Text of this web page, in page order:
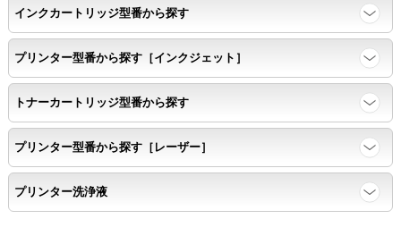
背景と違う色で8号サイズのArialフォントで
鮮明に印刷できること。
速乾性
互換性テストサンプルを5ページ連続印刷する。
前のページのインクが
次のページの裏面に染み込まない。
インクカートリッジ型番から探す
プリンター型番から探す［インクジェット］
トナーカートリッジ型番から探す
プリンター型番から探す［レーザー］
プリンター洗浄液